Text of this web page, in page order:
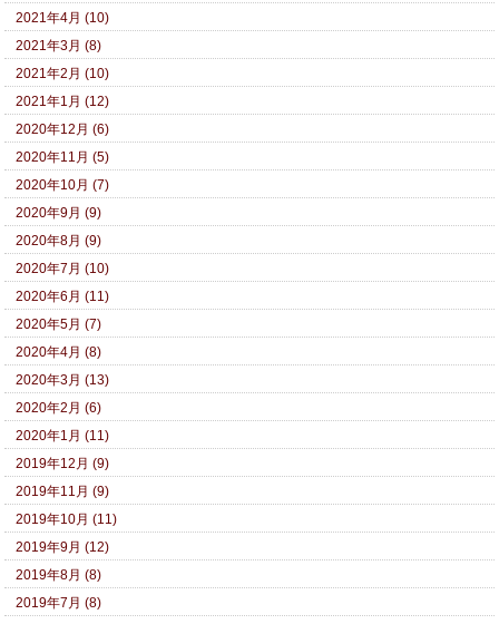
2021年4月 (10)
2021年3月 (8)
2021年2月 (10)
2021年1月 (12)
2020年12月 (6)
2020年11月 (5)
2020年10月 (7)
2020年9月 (9)
2020年8月 (9)
2020年7月 (10)
2020年6月 (11)
2020年5月 (7)
2020年4月 (8)
2020年3月 (13)
2020年2月 (6)
2020年1月 (11)
2019年12月 (9)
2019年11月 (9)
2019年10月 (11)
2019年9月 (12)
2019年8月 (8)
2019年7月 (8)